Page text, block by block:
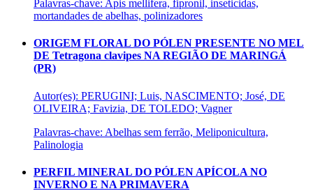
Palavras-chave: Apis mellifera, fipronil, inseticidas,
mortandades de abelhas, polinizadores
ORIGEM FLORAL DO PÓLEN PRESENTE NO MEL
DE Tetragona clavipes NA REGIÃO DE MARINGÁ
(PR)
Autor(es): PERUGINI; Luis, NASCIMENTO; José, DE
OLIVEIRA; Favizia, DE TOLEDO; Vagner
Palavras-chave: Abelhas sem ferrão, Meliponicultura,
Palinologia
PERFIL MINERAL DO PÓLEN APÍCOLA NO
INVERNO E NA PRIMAVERA